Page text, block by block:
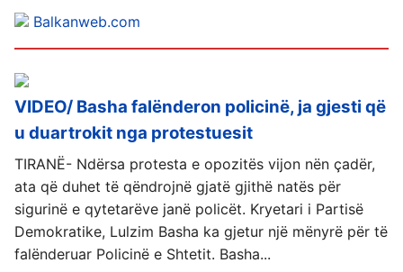
Balkanweb.com
VIDEO/ Basha falënderon policinë, ja gjesti që
u duartrokit nga protestuesit
TIRANË- Ndërsa protesta e opozitës vijon nën çadër,
ata që duhet të qëndrojnë gjatë gjithë natës për
sigurinë e qytetarëve janë policët. Kryetari i Partisë
Demokratike, Lulzim Basha ka gjetur një mënyrë për të
falënderuar Policinë e Shtetit. Basha...